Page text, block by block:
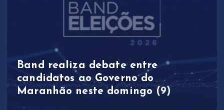
Band realiza debate entre
candidatos ao Governo do
Maranhão neste domingo (9)